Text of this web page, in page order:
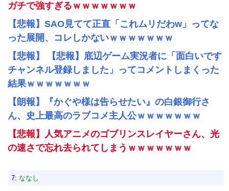
ガチで強すぎるｗｗｗｗｗｗｗ
【悲報】SAO見てて正直「これムリだわw」ってな
った展開、コレしかないｗｗｗｗｗｗｗ
【悲報】 【悲報】底辺ゲーム実況者に「面白いです
チャンネル登録しました」ってコメントしまくった
結果ｗｗｗｗｗｗｗ
【朗報】『かぐや様は告らせたい』の白銀御行さ
ん、史上最高のラブコメ主人公ｗｗｗｗｗｗｗ
【悲報】人気アニメのゴブリンスレイヤーさん、光
の速さで忘れ去られてしまうｗｗｗｗｗｗｗ
7: ななし